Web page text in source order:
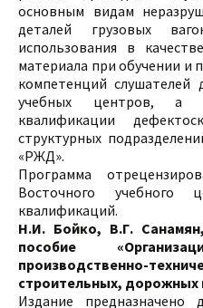
основным видам
деталей грузовых
использования в
материала при обучении и
компетенций слушателей
учебных центров, а
квалификации
структурных
«РЖД».
Программа
Восточного учебного
квалификаций.
Н.И. Бойко, В.Г.
пособие
производственно-
строительных, дорожных
Издание предназначено